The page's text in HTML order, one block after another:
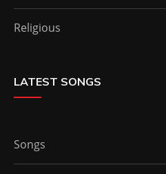
Religious
LATEST SONGS
Songs